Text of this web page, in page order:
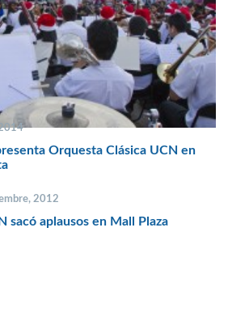
Orquesta Clásica UCN en
2012
sacó aplausos en Mall Plaza